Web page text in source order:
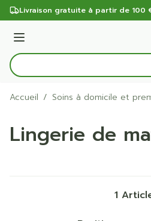
Aller au contenu
Livraison gratuite à partir de 100
Menu
Rechercher
Accueil / Soins à domicile et
Lingerie de
1